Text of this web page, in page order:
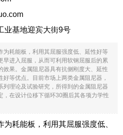
业基地迎宾大街9号
为耗能板，利用其屈服强度低、延性好等
早进入屈服，从而可利用软钢屈服后的累
效果。金属阻尼器具有抗侧刚度大、延性
等优点。目前市场上两类金属阻尼器，
列理论及试验研究，所得到的金属阻尼器
，在设计位移下循环30圈后其各项力学性
耗能板，利用其屈服强度低、